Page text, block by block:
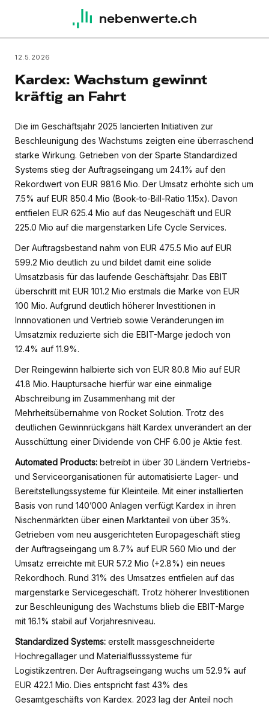
nebenwerte.ch
12.5.2026
Kardex: Wachstum gewinnt
kräftig an Fahrt
Die im Geschäftsjahr 2025 lancierten Initiativen zur
Beschleunigung des Wachstums zeigten eine überraschend
starke Wirkung. Getrieben von der Sparte Standardized
Systems stieg der Auftragseingang um 24.1% auf den
Rekordwert von EUR 981.6 Mio. Der Umsatz erhöhte sich um
7.5% auf EUR 850.4 Mio (Book-to-Bill-Ratio 1.15x). Davon
entfielen EUR 625.4 Mio auf das Neugeschäft und EUR
225.0 Mio auf die margenstarken Life Cycle Services.
Der Auftragsbestand nahm von EUR 475.5 Mio auf EUR
599.2 Mio deutlich zu und bildet damit eine solide
Umsatzbasis für das laufende Geschäftsjahr. Das EBIT
überschritt mit EUR 101.2 Mio erstmals die Marke von EUR
100 Mio. Aufgrund deutlich höherer Investitionen in
Innnovationen und Vertrieb sowie Veränderungen im
Umsatzmix reduzierte sich die EBIT-Marge jedoch von
12.4% auf 11.9%.
Der Reingewinn halbierte sich von EUR 80.8 Mio auf EUR
41.8 Mio. Hauptursache hierfür war eine einmalige
Abschreibung im Zusammenhang mit der
Mehrheitsübernahme von Rocket Solution. Trotz des
deutlichen Gewinnrückgans hält Kardex unverändert an der
Ausschüttung einer Dividende von CHF 6.00 je Aktie fest.
Automated Products: betreibt in über 30 Ländern Vertriebs-
und Serviceorganisationen für automatisierte Lager- und
Bereitstellungssysteme für Kleinteile. Mit einer installierten
Basis von rund 140’000 Anlagen verfügt Kardex in ihren
Nischenmärkten über einen Marktanteil von über 35%.
Getrieben vom neu ausgerichteten Europageschäft stieg
der Auftragseingang um 8.7% auf EUR 560 Mio und der
Umsatz erreichte mit EUR 57.2 Mio (+2.8%) ein neues
Rekordhoch. Rund 31% des Umsatzes entfielen auf das
margenstarke Servicegeschäft. Trotz höherer Investitionen
zur Beschleunigung des Wachstums blieb die EBIT-Marge
mit 16.1% stabil auf Vorjahresniveau.
Standardized Systems: erstellt massgeschneiderte
Hochregallager und Materialflusssysteme für
Logistikzentren. Der Auftragseingang wuchs um 52.9% auf
EUR 422.1 Mio. Dies entspricht fast 43% des
Gesamtgeschäfts von Kardex. 2023 lag der Anteil noch